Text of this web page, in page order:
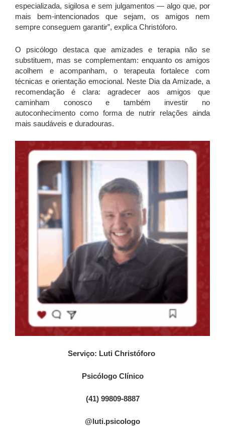
especializada, sigilosa e sem julgamentos — algo que, por
mais bem-intencionados que sejam, os amigos nem
sempre conseguem garantir”, explica Christóforo.
O psicólogo destaca que amizades e terapia não se
substituem, mas se complementam: enquanto os amigos
acolhem e acompanham, o terapeuta fortalece com
técnicas e orientação emocional. Neste Dia da Amizade, a
recomendação é clara: agradecer aos amigos que
caminham conosco e também investir no
autoconhecimento como forma de nutrir relações ainda
mais saudáveis e duradouras.
Serviço: Luti Christóforo
Psicólogo Clínico
(41) 99809-8887
@luti.psicologo